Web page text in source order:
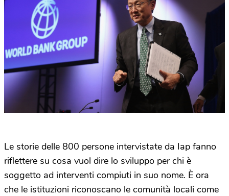
Le storie delle 800 persone intervistate da Iap fanno
riflettere su cosa vuol dire lo sviluppo per chi è
soggetto ad interventi compiuti in suo nome. È ora
che le istituzioni riconoscano le comunità locali come